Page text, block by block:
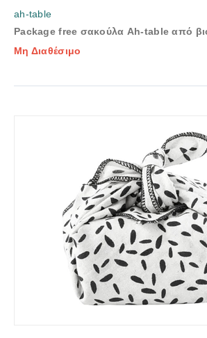
ah-table
Package free σακούλα Ah-table από
Μη Διαθέσιμο